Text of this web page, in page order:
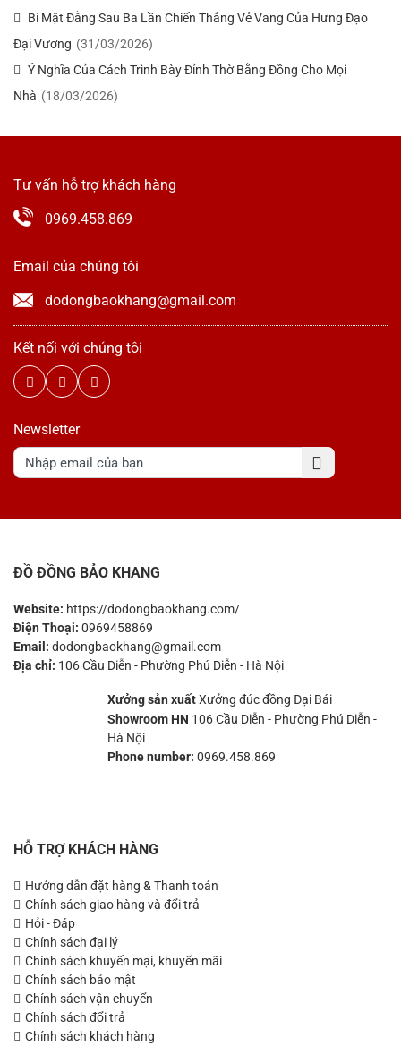
Bí Mật Đằng Sau Ba Lần Chiến Thắng Vẻ Vang Của Hưng Đạo
Đại Vương (31/03/2026)
Ý Nghĩa Của Cách Trình Bày Đỉnh Thờ Bằng Đồng Cho Mọi
Nhà (18/03/2026)
Tư vấn hỗ trợ khách hàng
0969.458.869
Email của chúng tôi
dodongbaokhang@gmail.com
Kết nối với chúng tôi
Newsletter
ĐỒ ĐỒNG BẢO KHANG
Website: https://dodongbaokhang.com/
Điện Thoại: 0969458869
Email: dodongbaokhang@gmail.com
Địa chỉ: 106 Cầu Diễn - Phường Phú Diễn - Hà Nội
Xưởng sản xuấtXưởng đúc đồng Đại Bái
Showroom HN 106 Cầu Diễn - Phường Phú Diễn -
Hà Nội
Phone number: 0969.458.869
HỖ TRỢ KHÁCH HÀNG
Hướng dẫn đặt hàng & Thanh toán
Chính sách giao hàng và đổi trả
Hỏi - Đáp
Chính sách đại lý
Chính sách khuyến mại, khuyến mãi
Chính sách bảo mật
Chính sách vận chuyển
Chính sách đổi trả
Chính sách khách hàng